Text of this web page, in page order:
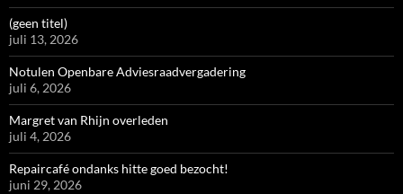
(geen titel)
juli 13, 2026
Notulen Openbare Adviesraadvergadering
juli 6, 2026
Margret van Rhijn overleden
juli 4, 2026
Repaircafé ondanks hitte goed bezocht!
juni 29, 2026